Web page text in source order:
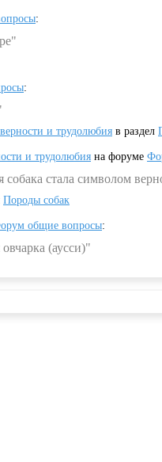
:
:
и трудолюбия в раздел
и трудолюбия на форуме
стала символом
Породы собак
общие вопросы:
(аусси)"